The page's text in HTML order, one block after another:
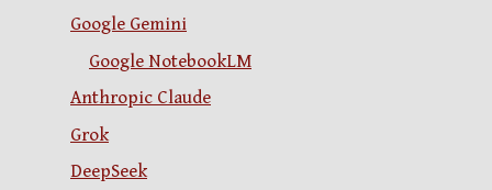
Google Gemini
Google NotebookLM
Anthropic Claude
Grok
DeepSeek